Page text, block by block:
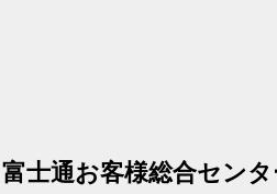
富士通お客様総合センタ